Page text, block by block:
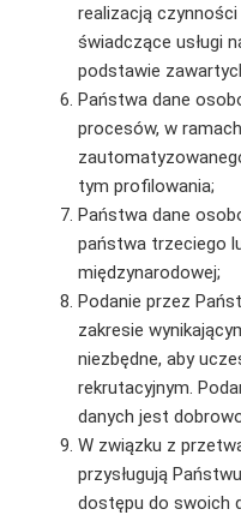
realizacją
świadczące usługi
podstawie
Państwa dane
procesów, w
tym profilowania;
Państwa dane
państwa trzeciego
międzynarodowej;
Podanie przez
zakresie
niezbędne, aby
rekrutacyjnym.
danych jest
W związku z
przysługują
dostępu do swoich